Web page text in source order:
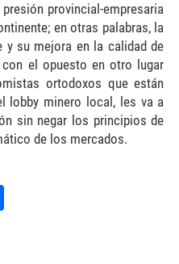
provincial-empresaria
en otras palabras, la
y su mejora en la calidad de
el opuesto en otro lugar
ortodoxos que están
lobby minero local, les va a
sin negar los principios de
de los mercados.
Share